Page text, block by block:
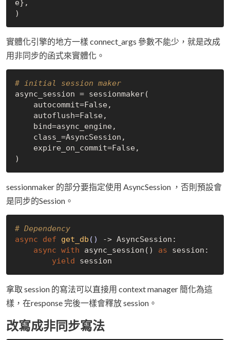
e},
實體化引擎的地方一樣 connect_args 參數不能少，就是改成
用非同步的函式來實體化。
# initial session maker
async_session = sessionmaker(
    autocommit=
False,
    autoflush=
False,
    expire_on_commit=
False,
sessionmaker 的部分要指定使用 AsyncSession ，否則預設會
是同步的Session。
# Dependency
async
def get_db ()
-> AsyncSession:
async with async_session() as session:
yield
拿取 session 的寫法可以直接用 context manager 簡化為這
樣，在response 完後一樣會釋放 session。
改寫成非同步寫法